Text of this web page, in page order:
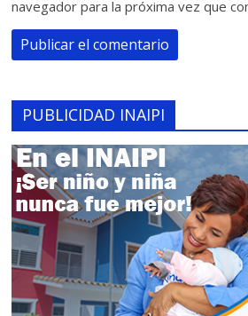
navegador para la próxima vez que
PUBLICIDAD INAIPI